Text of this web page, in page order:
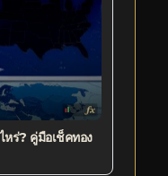
ร่? คู่มือเช็คทอง